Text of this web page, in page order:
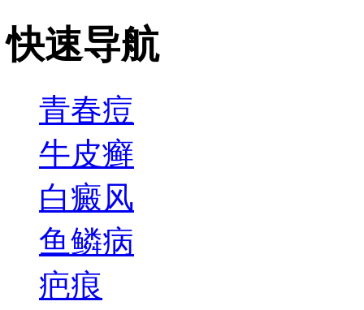
快速导航
青春痘
牛皮癣
白癜风
鱼鳞病
疤痕